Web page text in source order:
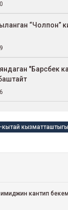
“Чолпон”
"Барсбек
кытай кызматташтыгы
кантип